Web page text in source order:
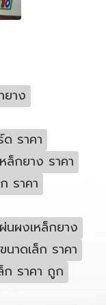
ยาง
ราคา
ล็กยาง ราคา
ราคา
นผงเหล็กยาง
าดเล็ก ราคา
ก ราคา ถูก